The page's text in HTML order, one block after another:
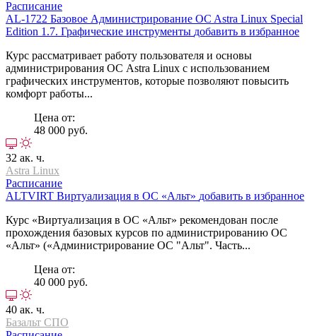
Расписание
AL-1722 Базовое Администрирование OC Astra Linux Special
Edition 1.7. Графические инструменты добавить в избранное
Курс рассматривает работу пользователя и основы
администрирования ОС Astra Linux с использованием
графических инструментов, которые позволяют повысить
комфорт работы...
Цена от:
48 000 руб.
32 ак. ч.
Astra Linux
Расписание
ALTVIRT Виртуализация в ОС «Альт» добавить в избранное
Курс «Виртуализация в ОС «Альт» рекомендован после
прохождения базовых курсов по администрированию ОС
«Альт» («Администрирование ОС "Альт". Часть...
Цена от:
40 000 руб.
40 ак. ч.
Базальт СПО